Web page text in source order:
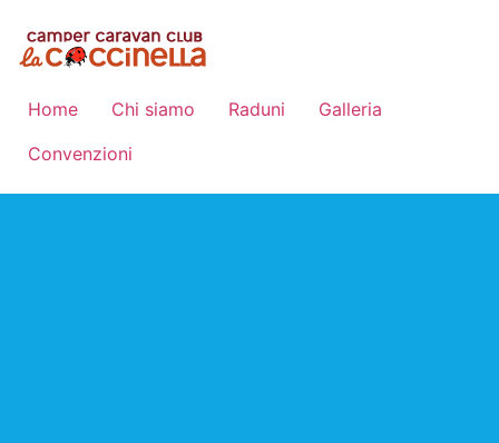
Home Chi siamo Raduni
Galleria
Convenzioni